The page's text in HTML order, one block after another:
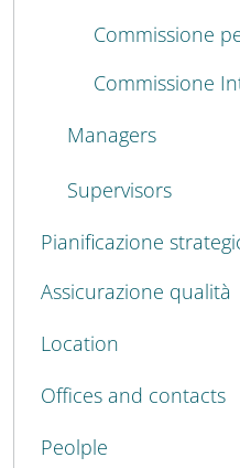
Commissione
Commissione
Managers
Supervisors
Pianificazione
Assicurazione qualità
Location
Offices and contacts
Peolple